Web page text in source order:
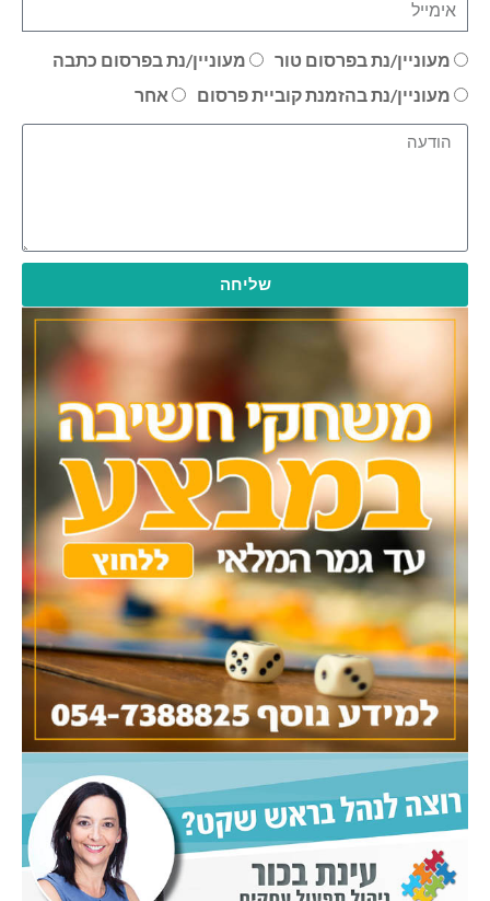
מעוניין/נת בפרסום טור
מעוניין/נת בפרסום כתבה
מעוניין/נת בהזמנת קוביית פרסום
אחר
שליחה